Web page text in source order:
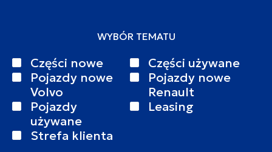
WYBÓR TEMATU
Części nowe
Części używane
Pojazdy nowe
Volvo
Pojazdy nowe
Renault
Pojazdy
używane
Leasing
Strefa klienta